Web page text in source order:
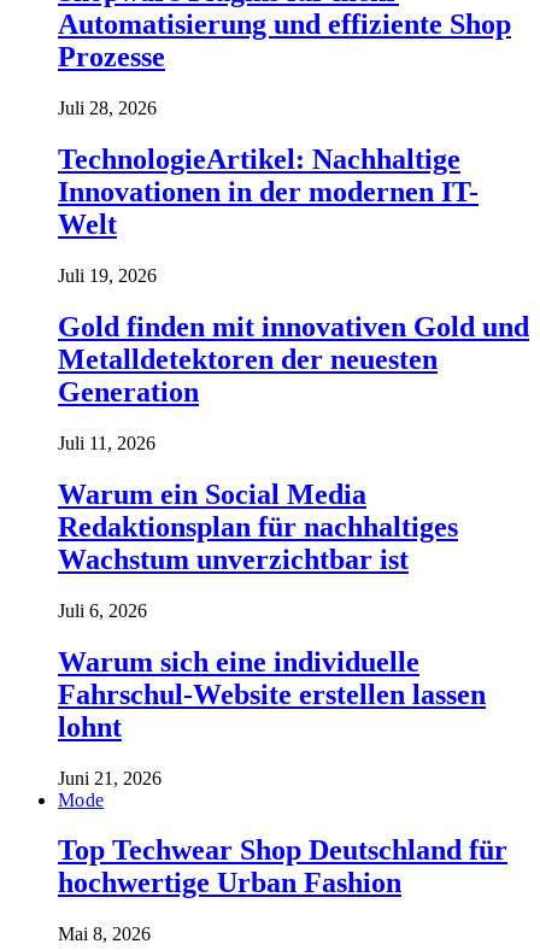
Automatisierung und effiziente Shop
Prozesse
Juli 28, 2026
TechnologieArtikel: Nachhaltige
Innovationen in der modernen IT-
Welt
Juli 19, 2026
Gold finden mit innovativen Gold und
Metalldetektoren der neuesten
Generation
Juli 11, 2026
Warum ein Social Media
Redaktionsplan für nachhaltiges
Wachstum unverzichtbar ist
Juli 6, 2026
Warum sich eine individuelle
Fahrschul-Website erstellen lassen
lohnt
Juni 21, 2026
Mode
Top Techwear Shop Deutschland für
hochwertige Urban Fashion
Mai 8, 2026